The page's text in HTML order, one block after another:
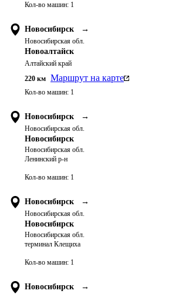
Кол-во машин: 1
Новосибирск →
Новосибирская обл.
Новоалтайск
Алтайский край
220 км Маршрут на карте
Кол-во машин: 1
Новосибирск →
Новосибирская обл.
Новосибирск
Новосибирская обл.
Ленинский р-н
Кол-во машин: 1
Новосибирск →
Новосибирская обл.
Новосибирск
Новосибирская обл.
терминал Клещиха
Кол-во машин: 1
Новосибирск →